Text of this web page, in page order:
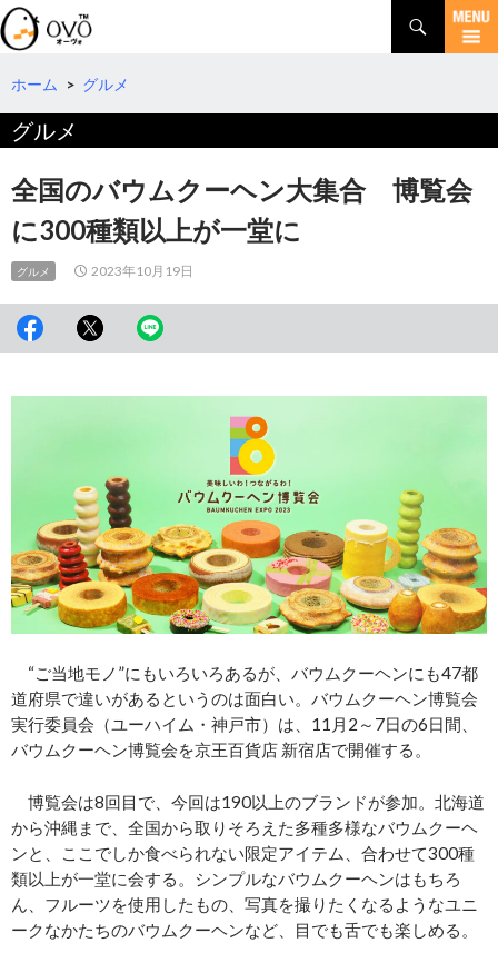
検
索
コ
テ
ツ
へ
動
ホーム > グルメ
グルメ
全国のバウムクーヘン大集合 博覧会
に300種類以上が一堂に
グルメ 2023年10月19日
“ご当地モノ”にもいろいろあるが、バウムクーヘンにも47都
道府県で違いがあるというのは面白い。バウムクーヘン博覧会
実行委員会（ユーハイム・神戸市）は、11月2～7日の6日間、
バウムクーヘン博覧会を京王百貨店 新宿店で開催する。
博覧会は8回目で、今回は190以上のブランドが参加。北海道
から沖縄まで、全国から取りそろえた多種多様なバウムクーヘ
ンと、ここでしか食べられない限定アイテム、合わせて300種
類以上が一堂に会する。シンプルなバウムクーヘンはもちろ
ん、フルーツを使用したもの、写真を撮りたくなるようなユニ
ークなかたちのバウムクーヘンなど、目でも舌でも楽しめる。